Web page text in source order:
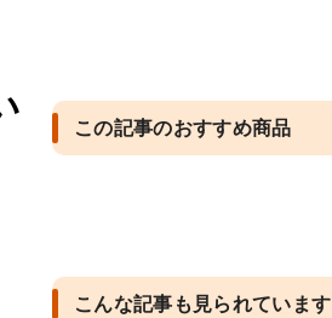
この記事のおすすめ商品
こんな記事も見られています